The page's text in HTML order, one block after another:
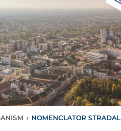
› NOMENCLATOR STRADAL